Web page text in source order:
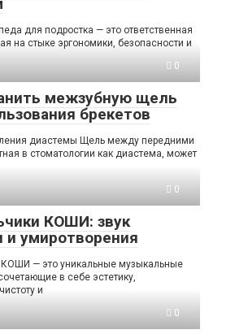
для подростка — это ответственная
на стыке эргономики, безопасности и
0
межзубную щель
брекетов
диастемы Щель между передними
в стоматологии как диастема, может
0
КОШИ: звук
и умиротворения
КОШИ — это уникальные музыкальные
в себе эстетику,
и
0